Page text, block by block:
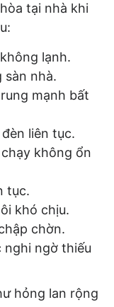
tại nhà khi
lạnh.
sàn nhà.
mạnh bất
liên tục.
không ổn
tục.
khó chịu.
chờn.
nghi ngờ thiếu
hỏng lan rộng